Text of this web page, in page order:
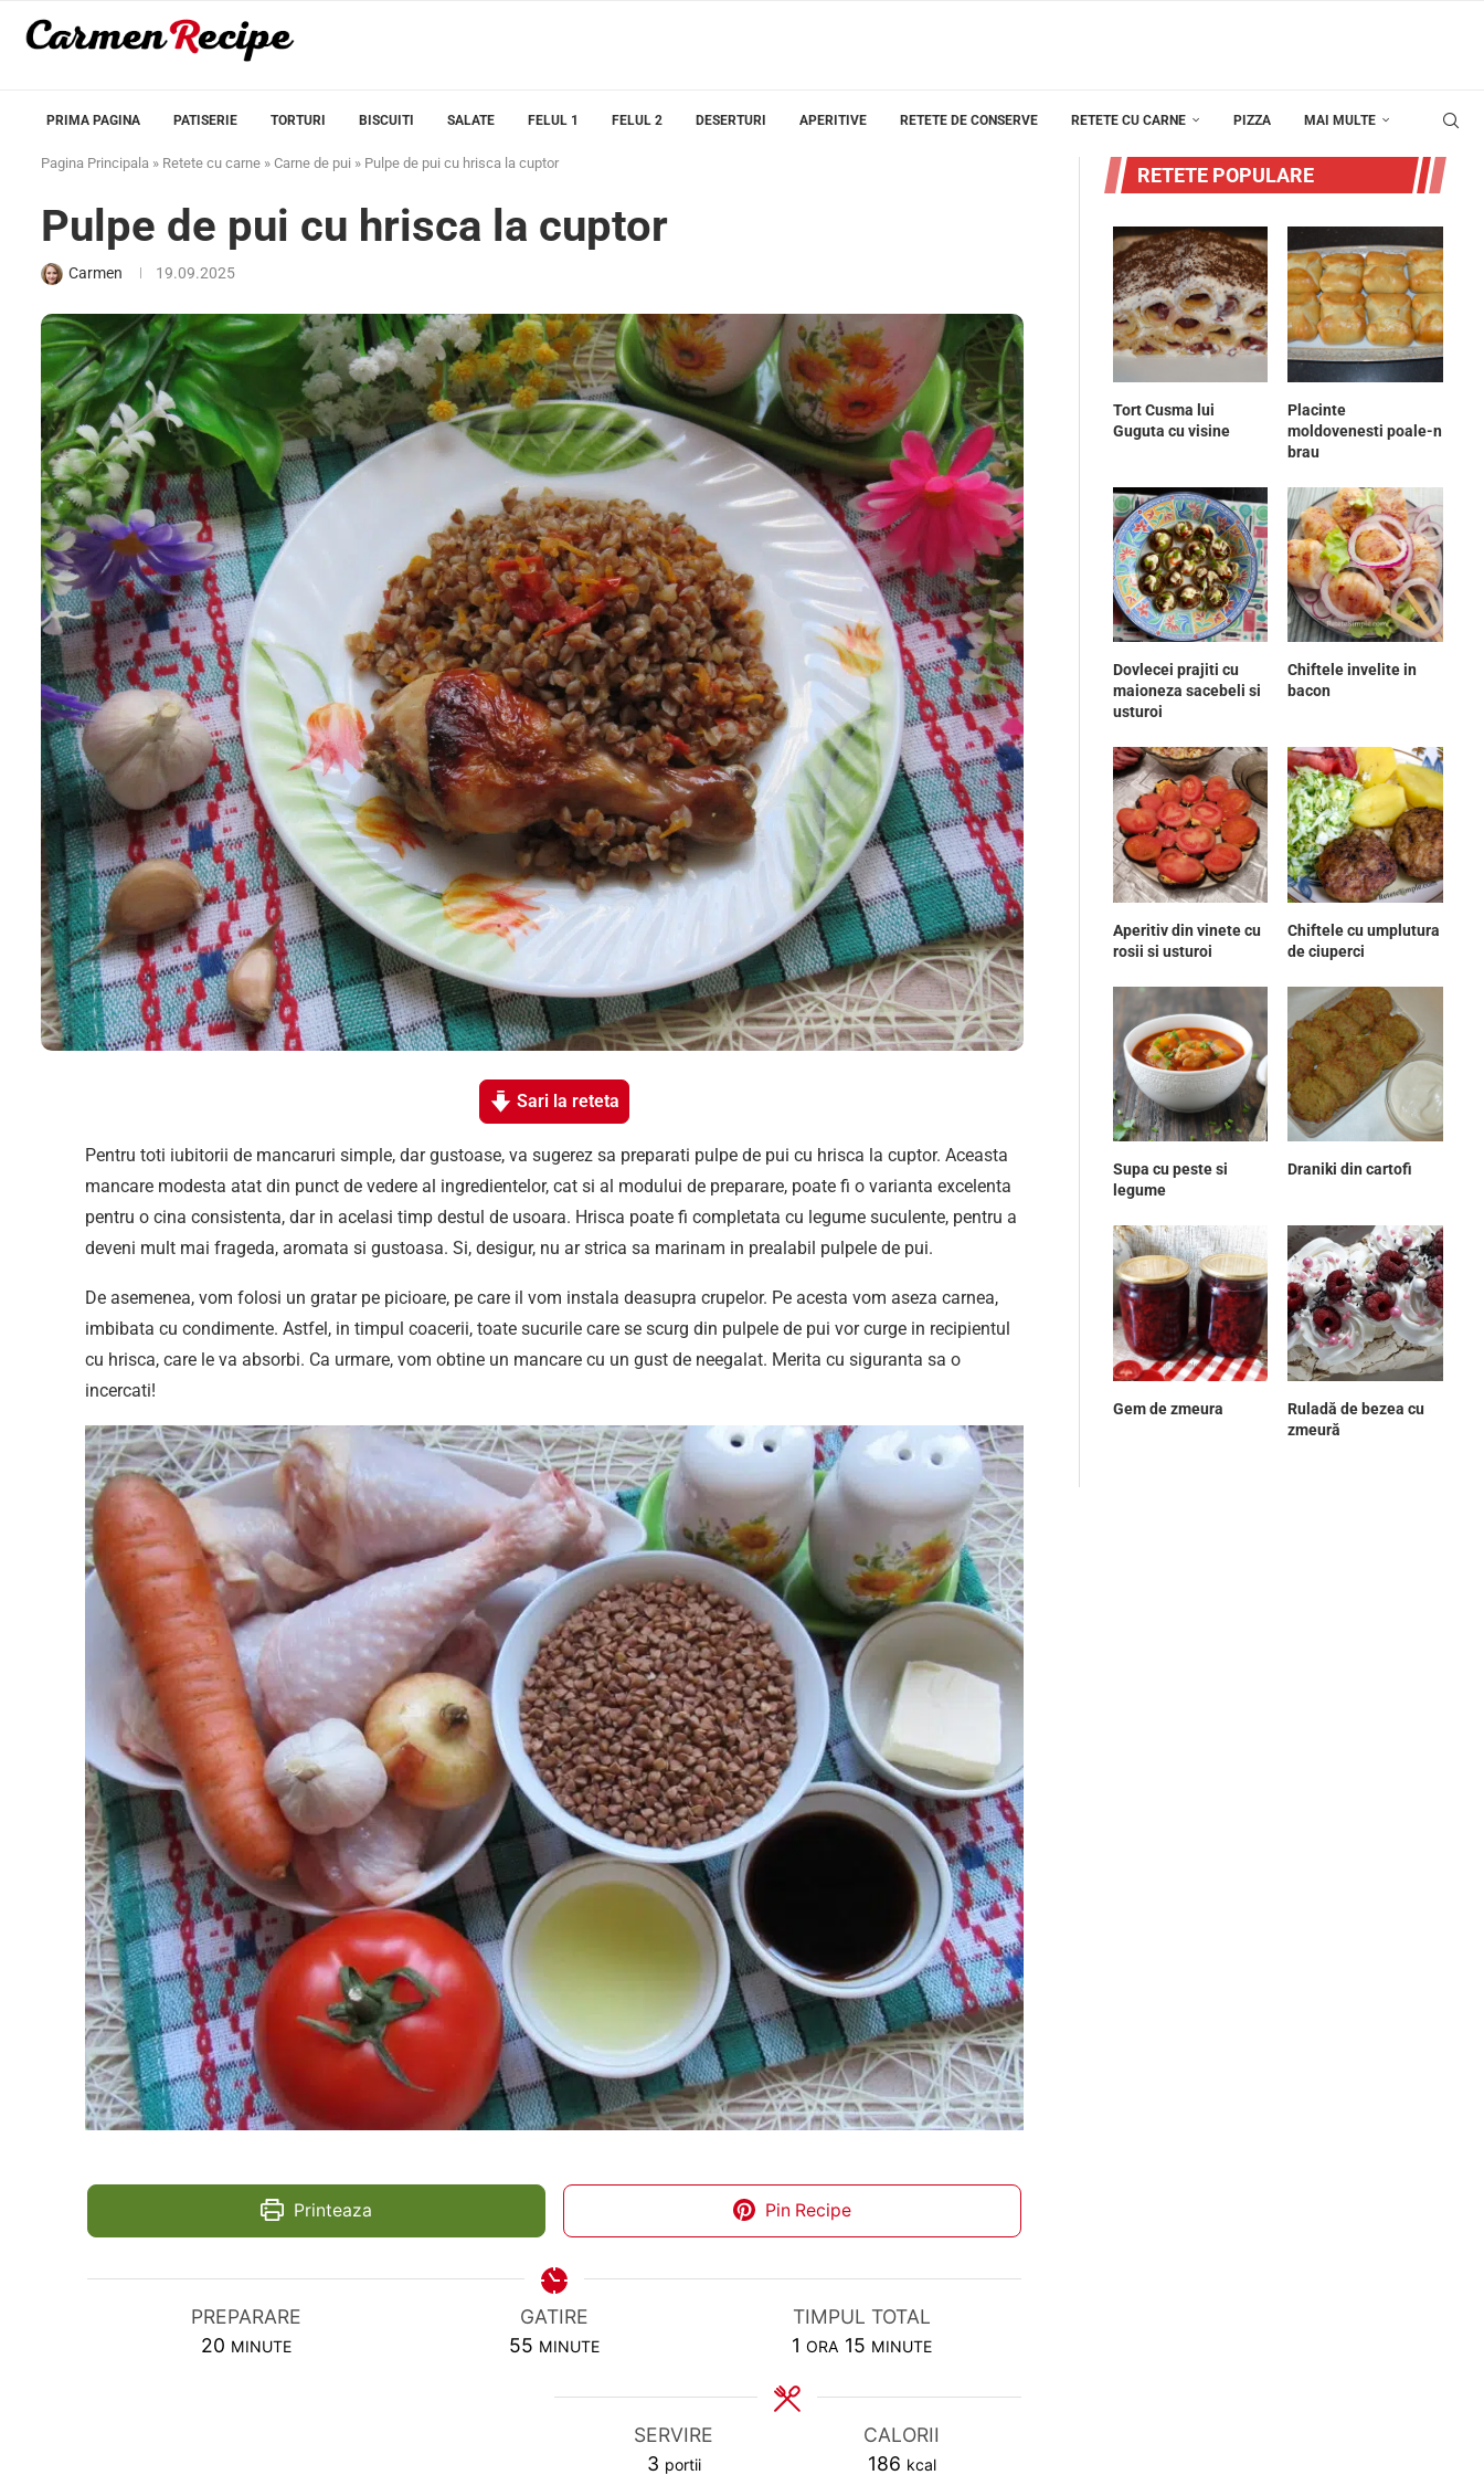
PRIMA PAGINA PATISERIE TORTURI BISCUITI SALATE FELUL 1 FELUL 2 DESERTURI APERITIVE RETETE DE CONSERVE RETETE CU CARNE PIZZA MAI MULTE
Pagina Principala » Retete cu carne » Carne de pui » Pulpe de pui cu hrisca la cuptor
Pulpe de pui cu hrisca la cuptor
Carmen 19.09.2025
Sari la reteta
Pentru toti iubitorii de mancaruri simple, dar gustoase, va sugerez sa preparati pulpe de pui cu hrisca la cuptor. Aceasta
mancare modesta atat din punct de vedere al ingredientelor, cat si al modului de preparare, poate fi o varianta excelenta
pentru o cina consistenta, dar in acelasi timp destul de usoara. Hrisca poate fi completata cu legume suculente, pentru a
deveni mult mai frageda, aromata si gustoasa. Si, desigur, nu ar strica sa marinam in prealabil pulpele de pui.
De asemenea, vom folosi un gratar pe picioare, pe care il vom instala deasupra crupelor. Pe acesta vom aseza carnea,
imbibata cu condimente. Astfel, in timpul coacerii, toate sucurile care se scurg din pulpele de pui vor curge in recipientul
cu hrisca, care le va absorbi. Ca urmare, vom obtine un mancare cu un gust de neegalat. Merita cu siguranta sa o
incercati!
Printeaza Pin Recipe
PREPARARE
20 MINUTES
MINUTE
GATIRE
55MINUTES
MINUTE
TIMPUL TOTAL
1 HOUR
ORA 15MINUTES
MINUTE
SERVIRE
3 portii
CALORII
186 kcal
RETETE POPULARE
Tort Cusma lui
Guguta cu visine
Placinte
moldovenesti poale-n
brau
Dovlecei prajiti cu
maioneza sacebeli si
usturoi
Chiftele invelite in
bacon
Aperitiv din vinete cu
rosii si usturoi
Chiftele cu umplutura
de ciuperci
Supa cu peste si
legume
Draniki din cartofi
Gem de zmeura
Ruladă de bezea cu
zmeură